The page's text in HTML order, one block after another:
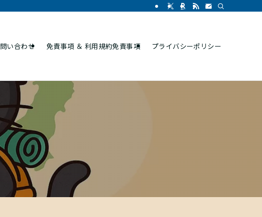
い合わせ 免責事項 ＆ 利用規約免責事項 プライバシーポリシー